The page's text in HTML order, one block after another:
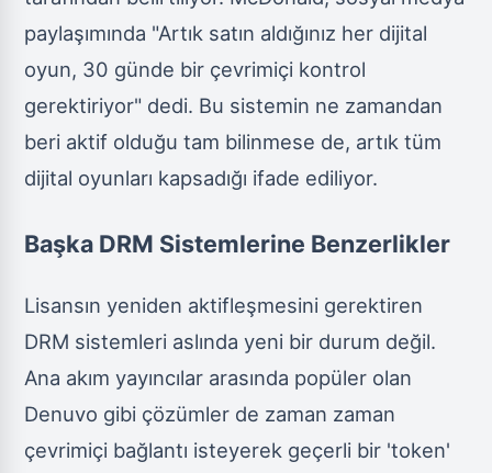
paylaşımında "Artık satın aldığınız her dijital
oyun, 30 günde bir çevrimiçi kontrol
gerektiriyor" dedi. Bu sistemin ne zamandan
beri aktif olduğu tam bilinmese de, artık tüm
dijital oyunları kapsadığı ifade ediliyor.
Başka DRM Sistemlerine Benzerlikler
Lisansın yeniden aktifleşmesini gerektiren
DRM sistemleri aslında yeni bir durum değil.
Ana akım yayıncılar arasında popüler olan
Denuvo gibi çözümler de zaman zaman
çevrimiçi bağlantı isteyerek geçerli bir 'token'